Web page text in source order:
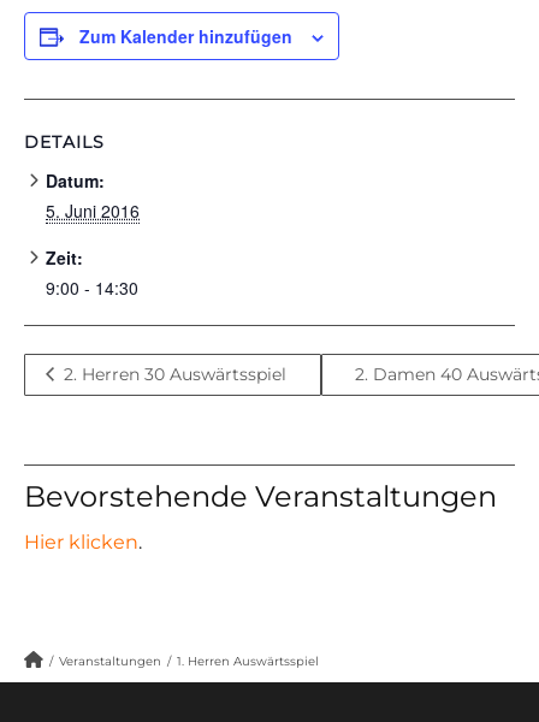
Zum Kalender hinzufügen
DETAILS
Datum:
5. Juni 2016
Zeit:
9:00 - 14:30
2. Herren 30 Auswärtsspiel 2. Damen 40
Bevorstehende Veranstaltungen
Hier klicken.
/ Veranstaltungen / 1. Herren Auswärtsspiel